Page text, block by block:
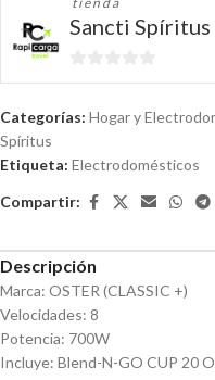
Sancti Spíritus
0
Categorías: Hogar y
Spíritus
Etiqueta: Electrodomésticos
Compartir:
Descripción
Marca: OSTER (CLASSIC +)
Velocidades: 8
Potencia: 700W
Incluye: Blend-N-GO CUP 20